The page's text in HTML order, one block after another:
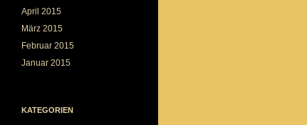
April 2015
März 2015
Februar 2015
Januar 2015
KATEGORIEN